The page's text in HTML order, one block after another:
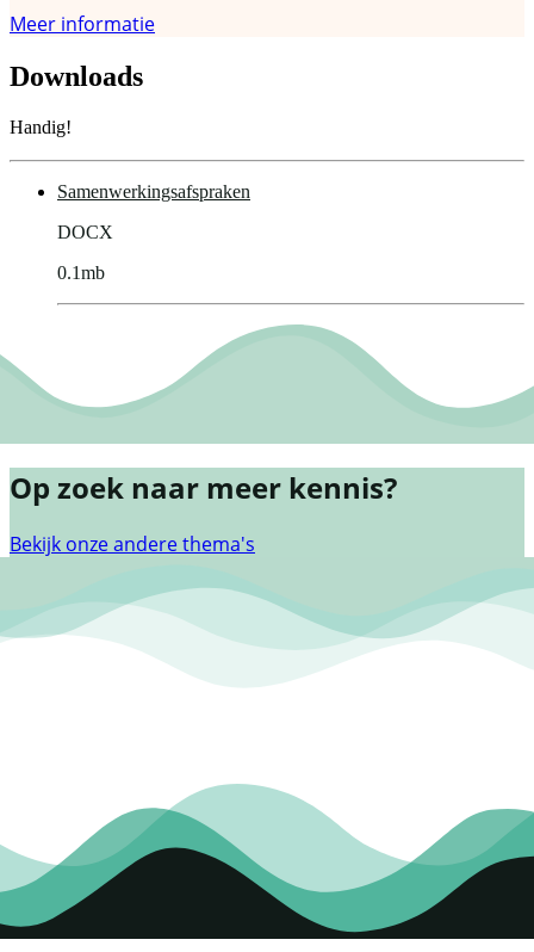
Meer informatie
Downloads
Handig!
Samenwerkingsafspraken
DOCX
0.1mb
Op zoek naar meer kennis?
Bekijk onze andere thema's